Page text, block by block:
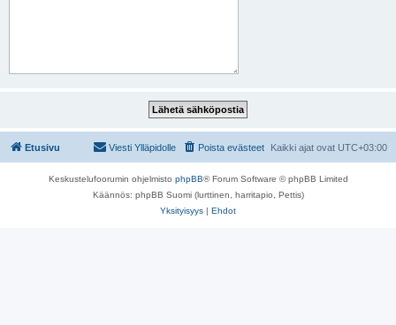
Etusivu Kaikki ajat ovat UTC+03:00
Poista evästeet
Viesti Ylläpidolle
Keskustelufoorumin ohjelmisto phpBB® Forum Software © phpBB Limited
Käännös: phpBB Suomi (lurttinen, harritapio, Pettis)
Yksityisyys | Ehdot